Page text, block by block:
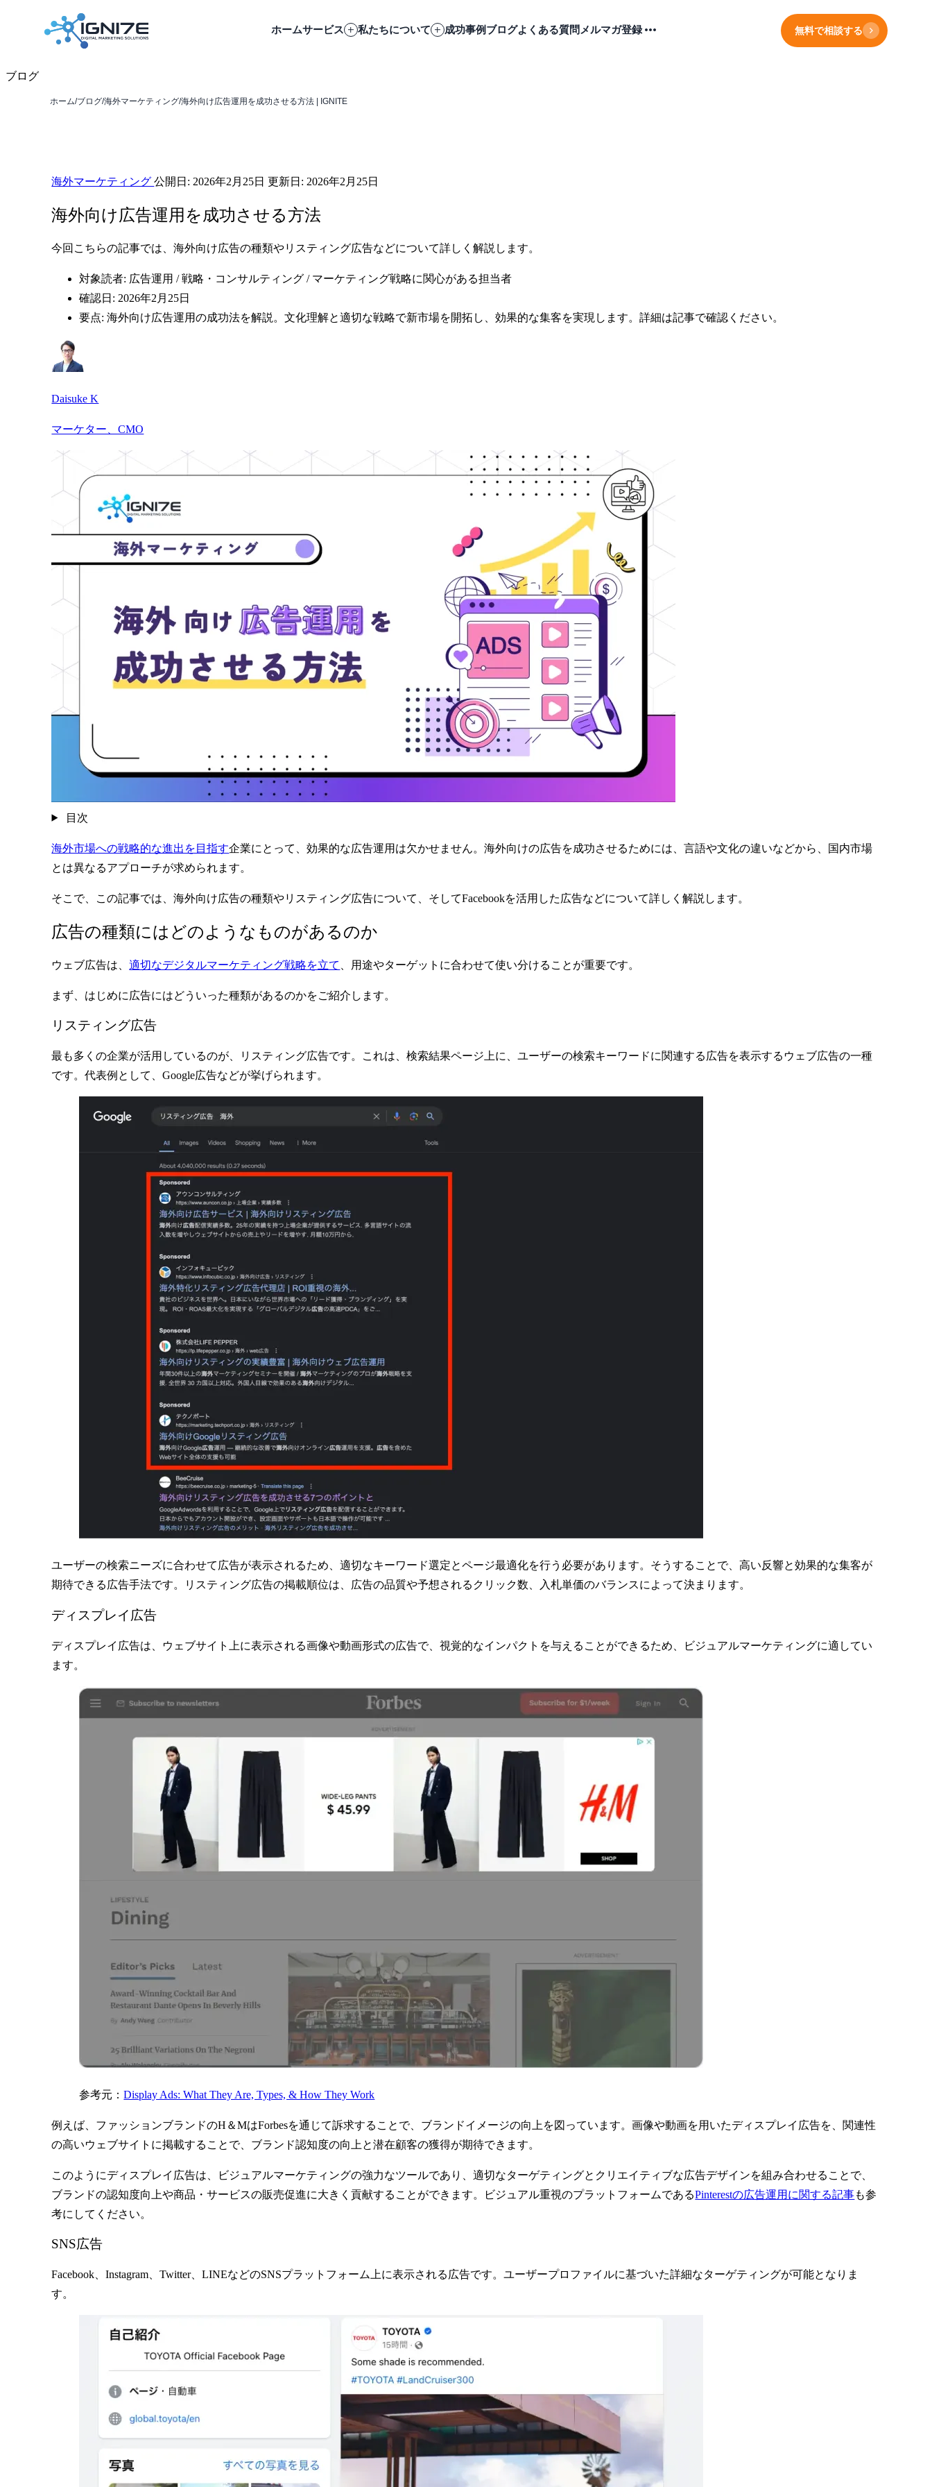
ホームサービス 私たちについて 成功事例ブログよくある質問 メルマガ登録 無料で相談する
ブログ
ホーム/ブログ/海外マーケティング/海外向け広告運用を成功させる方法 | IGNITE
海外マーケティング公開日: 2026年2月25日 更新日: 2026年2月25日
海外向け広告運用を成功させる方法
今回こちらの記事では、海外向け広告の種類やリスティング広告などについて詳しく解説します。
対象読者: 広告運用 / 戦略・コンサルティング / マーケティング戦略に関心がある担当者
確認日: 2026年2月25日
要点: 海外向け広告運用の成功法を解説。文化理解と適切な戦略で新市場を開拓し、効果的な集客を実現します。詳細は記事で確認ください。
Daisuke K
マーケター、CMO
目次
海外市場への戦略的な進出を目指す企業にとって、効果的な広告運用は欠かせません。海外向けの広告を成功させるためには、言語や文化の違いなどから、国内市場
とは異なるアプローチが求められます。
そこで、この記事では、海外向け広告の種類やリスティング広告について、そしてFacebookを活用した広告などについて詳しく解説します。
広告の種類にはどのようなものがあるのか
ウェブ広告は、適切なデジタルマーケティング戦略を立て 用途やターゲットに合わせて使い分けることが重要です。
まず、はじめに広告にはどういった種類があるのかをご紹介します。
リスティング広告
最も多くの企業が活用しているのが、リスティング広告です。これは、検索結果ページ上に、ユーザーの検索キーワードに関連する広告を表示するウェブ広告の一種
です。代表例として、Google広告などが挙げられます。
ユーザーの検索ニーズに合わせて広告が表示されるため、適切なキーワード選定とページ最適化を行う必要があります。そうすることで、高い反響と効果的な集客が
期待できる広告手法です。リスティング広告の掲載順位は、広告の品質や予想されるクリック数、入札単価のバランスによって決まります。
ディスプレイ広告
ディスプレイ広告は、ウェブサイト上に表示される画像や動画形式の広告で、視覚的なインパクトを与えることができるため、ビジュアルマーケティングに適してい
ます。
参考元：Display Ads: What They Are, Types, & How They Work
例えば、ファッションブランドのH＆MはForbesを通じて訴求することで、ブランドイメージの向上を図っています。画像や動画を用いたディスプレイ広告を、関連性
の高いウェブサイトに掲載することで、ブランド認知度の向上と潜在顧客の獲得が期待できます。
このようにディスプレイ広告は、ビジュアルマーケティングの強力なツールであり、適切なターゲティングとクリエイティブな広告デザインを組み合わせることで、
ブランドの認知度向上や商品・サービスの販売促進に大きく貢献することができます。ビジュアル重視のプラットフォームであるPinterestの広告運用に関する記事も参
考にしてください。
SNS広告
Facebook、Instagram、Twitter、LINEなどのSNSプラットフォーム上に表示される広告です。ユーザープロファイルに基づいた詳細なターゲティングが可能となりま
す。